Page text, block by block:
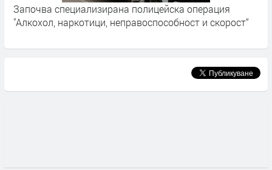
Започва специализирана полицейска операция
"Алкохол, наркотици, неправоспособност и скорост“